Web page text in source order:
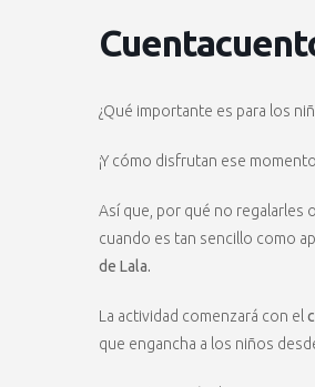
¿Qué importante es para los
¡Y cómo disfrutan ese
Así que, por qué no regalarles
cuando es tan sencillo como
de Lala.
La actividad comenzará con el
que engancha a los niños